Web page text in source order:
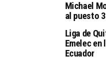
Michael
al puesto
Liga de
Emelec en
Ecuador